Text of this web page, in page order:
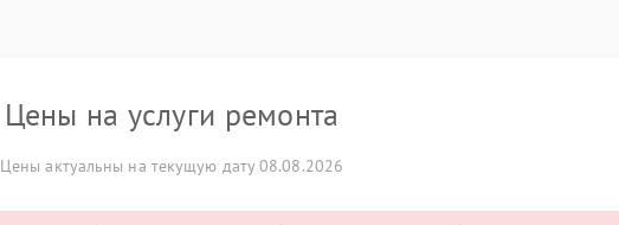
Цены на услуги ремонта
Цены актуальны на текущую дату 08.08.2026